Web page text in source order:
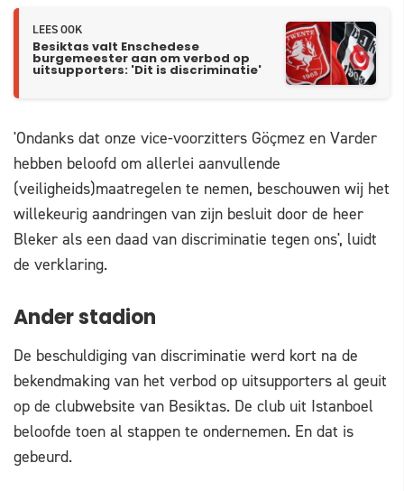
LEES OOK
Besiktas valt Enschedese
burgemeester aan om verbod op
uitsupporters: 'Dit is discriminatie'
'Ondanks dat onze vice-voorzitters Göçmez en Varder
hebben beloofd om allerlei aanvullende
(veiligheids)maatregelen te nemen, beschouwen wij het
willekeurig aandringen van zijn besluit door de heer
Bleker als een daad van discriminatie tegen ons', luidt
de verklaring.
Ander stadion
De beschuldiging van discriminatie werd kort na de
bekendmaking van het verbod op uitsupporters al geuit
op de clubwebsite van Besiktas. De club uit Istanboel
beloofde toen al stappen te ondernemen. En dat is
gebeurd.